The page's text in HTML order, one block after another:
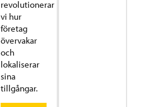
revolutionerar
vi hur
företag
övervakar
och
lokaliserar
sina
tillgångar.